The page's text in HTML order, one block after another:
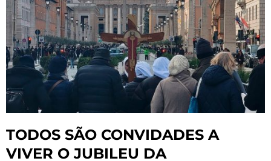
TODOS SÃO CONVIDADES A
VIVER O JUBILEU DA